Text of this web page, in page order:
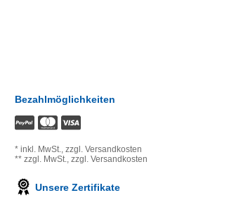
Bezahlmöglichkeiten
* inkl. MwSt., zzgl. Versandkosten
** zzgl. MwSt., zzgl. Versandkosten
Unsere Zertifikate